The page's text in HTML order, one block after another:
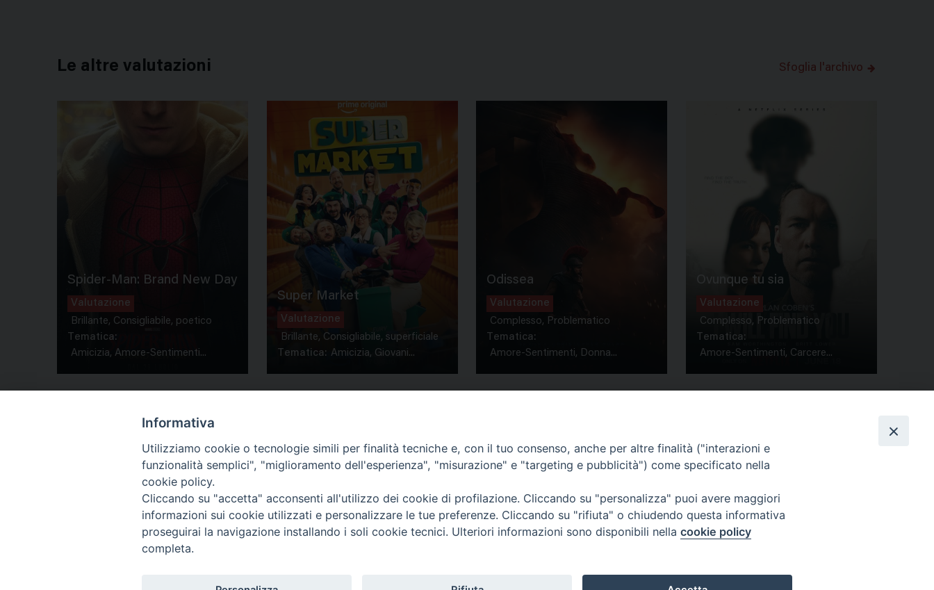
Le altre valutazioni Sfoglia l'archivo
Spider-Man: Brand New Day
Valutazione
Brillante, Consigliabile, poetico
Tematica:
Amicizia, Amore-Sentimenti...
Super Market
Valutazione
Brillante, Consigliabile, superficiale
Tematica: Amicizia, Giovani...
Odissea
Valutazione
Complesso, Problematico
Tematica:
Amore-Sentimenti, Donna...
Ovunque tu sia
Valutazione
Complesso, Problematico
Tematica:
Amore-Sentimenti, Carcere...
Contatti & Info
C.ne Aurelia, 50 – 00165 Roma Contatti
Credits
Scrivi a: cnvf@chiesacattolica.it
Privacy Policy
Informativa
Utilizziamo cookie o tecnologie simili per finalità tecniche e, con il tuo consenso, anche per altre finalità ("interazioni e
funzionalità semplici", "miglioramento dell'esperienza", "misurazione" e "targeting e pubblicità") come specificato nella
cookie policy.
Cliccando su "accetta" acconsenti all'utilizzo dei cookie di profilazione. Cliccando su "personalizza" puoi avere maggiori
informazioni sui cookie utilizzati e personalizzare le tue preferenze. Cliccando su "rifiuta" o chiudendo questa informativa
proseguirai la navigazione installando i soli cookie tecnici. Ulteriori informazioni sono disponibili nella cookie policy
completa.